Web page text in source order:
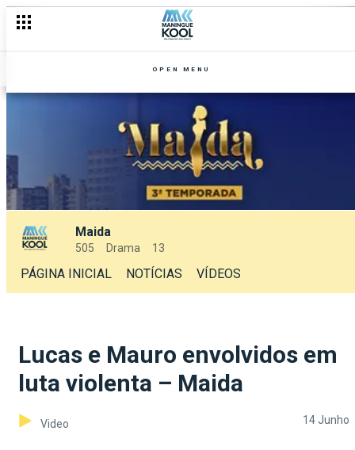
OPEN MENU
Maida
505 Drama 13
PÁGINA INICIAL NOTÍCIAS VÍDEOS
Lucas e Mauro envolvidos em
luta violenta – Maida
Video 14 Junho